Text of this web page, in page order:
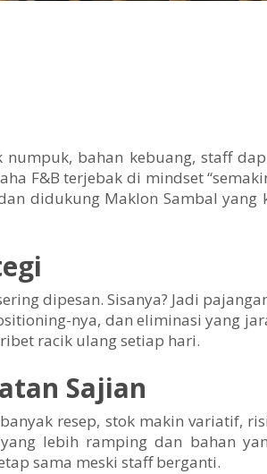
bahan kebuang, staff
F&B terjebak di mindset
didukung Maklon Sambal yang
dipesan. Sisanya? Jadi
nya, dan eliminasi yang
racik ulang setiap hari.
Sajian
resep, stok makin variatif,
lebih ramping dan bahan
sama meski staff berganti.